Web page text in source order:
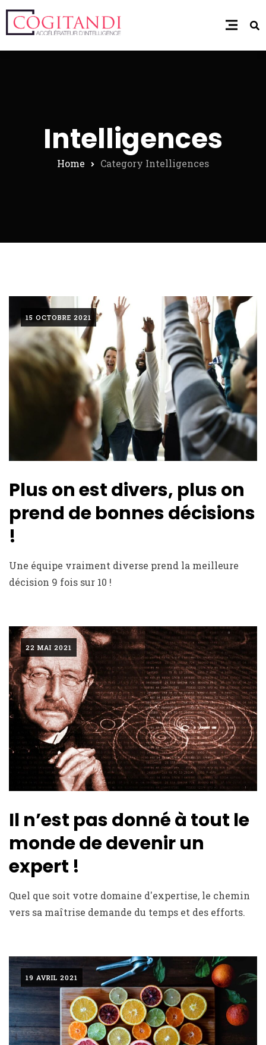
Intelligences
Home Category Intelligences
15 OCTOBRE 2021
Plus on est divers, plus on
prend de bonnes décisions
!
Une équipe vraiment diverse prend la meilleure
décision 9 fois sur 10 !
22 MAI 2021
Il n’est pas donné à tout le
monde de devenir un
expert !
Quel que soit votre domaine d'expertise, le chemin
vers sa maîtrise demande du temps et des efforts.
19 AVRIL 2021